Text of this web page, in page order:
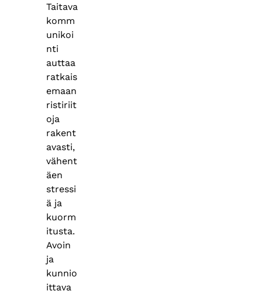
Taitava
komm
unikoi
nti
auttaa
ratkais
emaan
ristiriit
oja
rakent
avasti,
vähent
äen
stressi
ä ja
kuorm
itusta.
Avoin
ja
kunnio
ittava